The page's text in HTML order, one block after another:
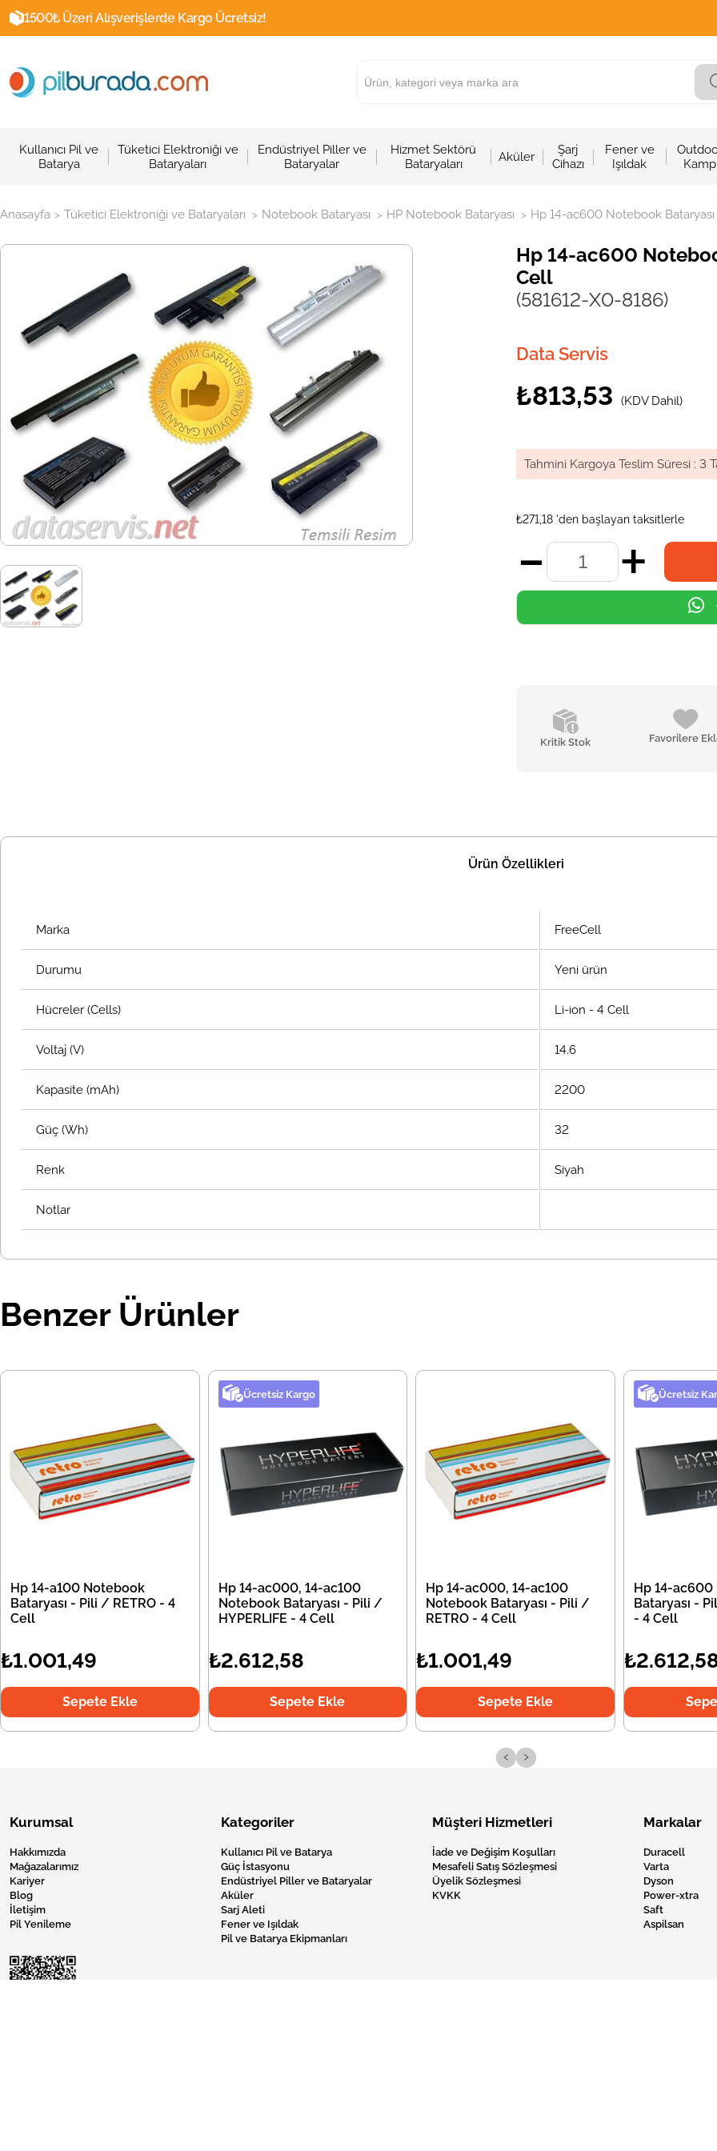
1500₺ Üzeri Alışverişlerde Kargo Ücretsiz!
Kullanıcı Pil ve
Batarya
Tüketici Elektroniği ve
Bataryaları
Endüstriyel Piller ve
Bataryalar
Hizmet Sektörü
Bataryaları
Aküler
Şarj
Cihazı
Fener ve
Işıldak
Kamp
Anasayfa > Tüketici Elektroniği ve Bataryaları > Notebook Bataryası > HP Notebook Bataryası > Hp 14-ac600 Notebook
Hp 14-ac600
Cell
(581612-X0-8186)
Data Servis
₺813,53 (KDV Dahil)
Tahmini Kargoya Teslim Süresi : 3
₺271,18 'den başlayan taksitlerle
Kritik Stok Favorilere
Ürün Özellikleri
Marka FreeCell
Durumu Yeni ürün
Hücreler (Cells) Li-ion - 4 Cell
Voltaj (V) 14.6
Kapasite (mAh) 2200
Güç (Wh) 32
Renk Siyah
Notlar
Benzer Ürünler
Hp 14-a100 Notebook
Bataryası - Pili / RETRO - 4
Cell
₺1.001,49
Sepete Ekle
Ücretsiz Kargo
Hp 14-ac000, 14-ac100
Notebook Bataryası - Pili /
HYPERLIFE - 4 Cell
₺2.612,58
Sepete Ekle
Hp 14-ac000, 14-ac100
Notebook Bataryası - Pili /
RETRO - 4 Cell
₺1.001,49
Sepete Ekle
Ücretsiz
Hp 14-
Bataryası -
- 4 Cell
‹ ›
Kurumsal
Hakkımızda
Mağazalarımız
Kariyer
Blog
İletişim
Pil Yenileme
Kategoriler
Kullanıcı Pil ve Batarya
Güç İstasyonu
Endüstriyel Piller ve Bataryalar
Aküler
Sarj Aleti
Fener ve Işıldak
Pil ve Batarya Ekipmanları
Müşteri Hizmetleri
İade ve Değişim Koşulları
Mesafeli Satış Sözleşmesi
Üyelik Sözleşmesi
KVKK
Markalar
Duracell
Varta
Dyson
Power-xtra
Saft
Aspilsan